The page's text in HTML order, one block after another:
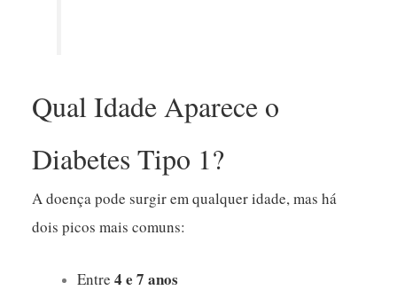
Qual Idade Aparece o
Diabetes Tipo 1?
A doença pode surgir em qualquer idade, mas há
dois picos mais comuns:
Entre4 e 7 anos